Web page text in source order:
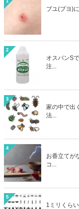
ブユ(ブヨ)
2
オスバンS
注...
3
家の中で出
法...
4
お香立てが
コ...
5
1ミリくら